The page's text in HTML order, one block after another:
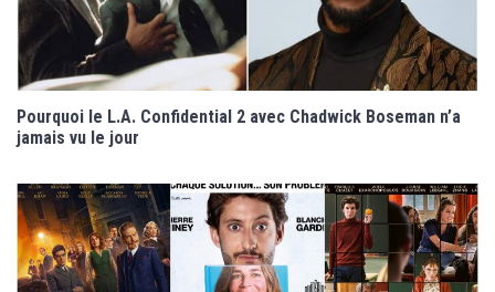
Pourquoi le L.A. Confidential 2 avec Chadwick Boseman n’a
jamais vu le jour